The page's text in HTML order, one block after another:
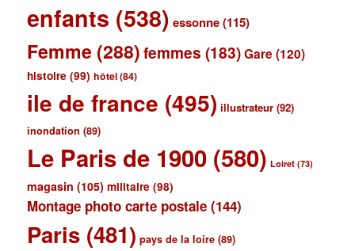
enfants (538) essonne(115)
Femme (288)femmes (183)Gare (120)
histoire (99) hôtel(84)
ile de france (495) illustrateur (92)
inondation (89)
Le Paris de 1900 (580) Loiret (73)
magasin (105) militaire (98)
Montage photo carte postale (144)
Paris (481) pays de la loire (89)